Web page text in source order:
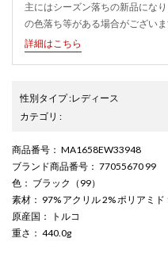
主にはシーズン落ちの新品にな
の色落ち等がある場合がございま
詳細はこちら
性別タイプ:レディース
カテゴリ :
商品番号 ： MA1658EW33948
ブランド商品番号 ： 77055670 99
色 ： ブラック（99）
素材 ： 97% アクリル 2% ポリアミ
原産国 ： トルコ
重さ ： 440.0g